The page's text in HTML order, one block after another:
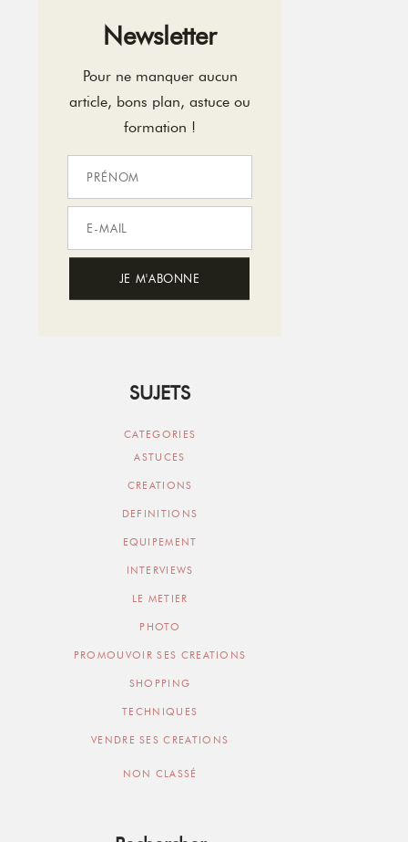
Newsletter
Pour ne manquer aucun
article, bons plan, astuce ou
formation !
SUJETS
CATEGORIES
ASTUCES
CREATIONS
DEFINITIONS
EQUIPEMENT
INTERVIEWS
LE METIER
PHOTO
PROMOUVOIR SES CREATIONS
SHOPPING
TECHNIQUES
VENDRE SES CREATIONS
NON CLASSÉ